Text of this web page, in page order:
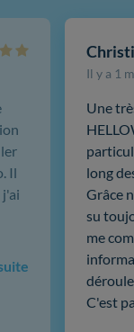
Il y a 1
Une
long
Grâce
su
me
C'est
Il